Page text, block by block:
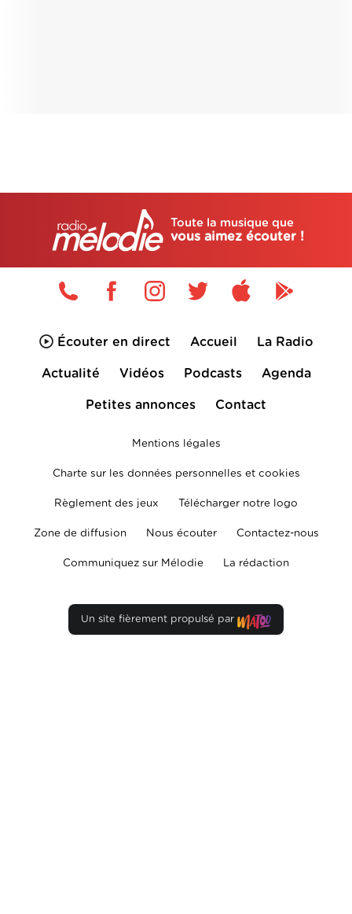
Toute la musique que
vous aimez écouter !
Écouter en direct Accueil La Radio
Actualité Vidéos Podcasts Agenda
Petites annonces Contact
Mentions légales
Charte sur les données personnelles et cookies
Règlement des jeux Télécharger notre logo
Zone de diffusion Nous écouter Contactez-nous
Communiquez sur Mélodie La rédaction
Un site fièrement propulsé par